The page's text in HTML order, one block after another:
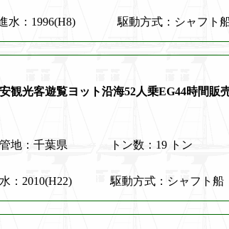
水：1996(H8) 駆動方式：シャフト
観光客遊覧ヨット沿海52人乗EG44時間販
地：千葉県 トン数：19 トン
：2010(H22) 駆動方式：シャフト船